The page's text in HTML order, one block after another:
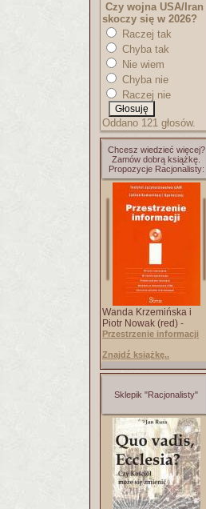
Czy wojna USA/Iran
skoczy się w 2026?
Raczej tak
Chyba tak
Nie wiem
Chyba nie
Raczej nie
Oddano 121 głosów.
Chcesz wiedzieć więcej?
Zamów dobrą książkę.
Propozycje Racjonalisty:
Wanda Krzemińska i
Piotr Nowak (red) -
Przestrzenie informacji
Znajdź książkę..
Sklepik "Racjonalisty"